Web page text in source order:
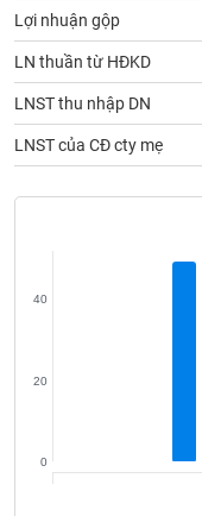
Lợi nhuận gộp
LN thuần từ HĐKD
LNST thu nhập DN
LNST của CĐ cty mẹ
0
20
40
ĐỘNG
Mã
chứng
khoán
(-)
đạo
(-)